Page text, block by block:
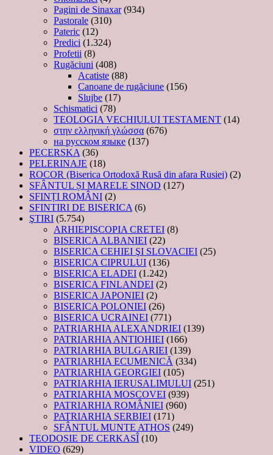
Pagini de Sinaxar(934)
Pastorale (310)
Pateric (12)
Predici (1.324)
Profetii (8)
Rugăciuni (408)
Acatiste (88)
Canoane de rugăciune (156)
Slujbe (17)
Schismatici (78)
TEOLOGIA VECHIULUI TESTAMENT (14)
στην ελληνική γλώσσα (676)
на русском языке (137)
PECERSKA (36)
PELERINAJE (18)
ROCOR (Biserica Ortodoxă Rusă din afara Rusiei) (2)
SFÂNTUL ȘI MARELE SINOD (127)
SFINȚI ROMÂNI (2)
SFINTIRI DE BISERICA (6)
ŞTIRI (5.754)
ARHIEPISCOPIA CRETEI (8)
BISERICA ALBANIEI (22)
BISERICA CEHIEI ŞI SLOVACIEI (25)
BISERICA CIPRULUI (136)
BISERICA ELADEI (1.242)
BISERICA FINLANDEI (2)
BISERICA JAPONIEI (2)
BISERICA POLONIEI (26)
BISERICA UCRAINEI (771)
PATRIARHIA ALEXANDRIEI (139)
PATRIARHIA ANTIOHIEI (166)
PATRIARHIA BULGARIEI (139)
PATRIARHIA ECUMENICĂ (334)
PATRIARHIA GEORGIEI (105)
PATRIARHIA IERUSALIMULUI (251)
PATRIARHIA MOSCOVEI (939)
PATRIARHIA ROMÂNIEI (960)
PATRIARHIA SERBIEI (171)
SFÂNTUL MUNTE ATHOS (249)
TEODOSIE DE CERKASÎ (10)
VIDEO (629)